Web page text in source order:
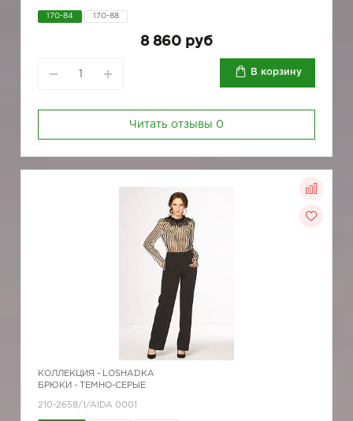
170-84 170-88
8 860 руб
В корзину
Читать отзывы 0
КОЛЛЕКЦИЯ - LOSHADKA
БРЮКИ - ТЕМНО-СЕРЫЕ
210-2658/1/AIDA 0001